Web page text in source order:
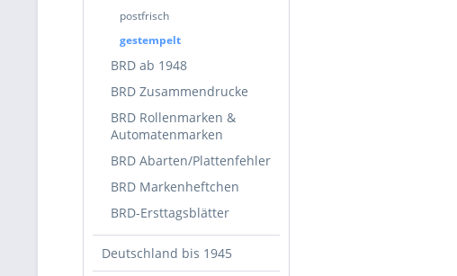
postfrisch
gestempelt
BRD ab 1948
BRD Zusammendrucke
BRD Rollenmarken &
Automatenmarken
BRD Abarten/Plattenfehler
BRD Markenheftchen
BRD-Ersttagsblätter
Deutschland bis 1945